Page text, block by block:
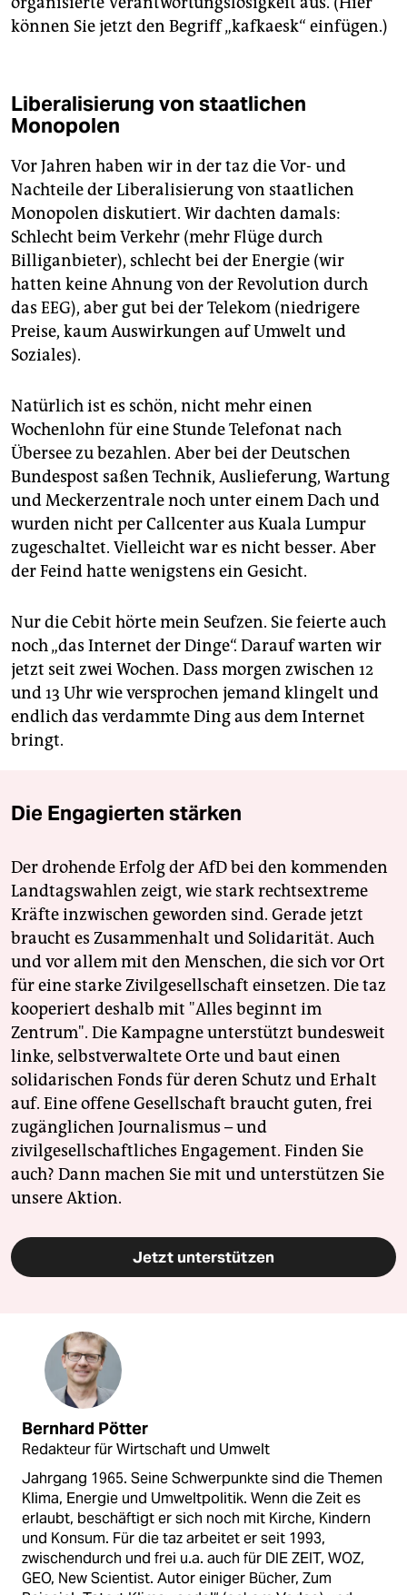
können Sie jetzt den Begriff „kafkaesk“ einfügen.)
Liberalisierung von staatlichen
Monopolen
Vor Jahren haben wir in der taz die Vor- und
Nachteile der Liberalisierung von staatlichen
Monopolen diskutiert. Wir dachten damals:
Schlecht beim Verkehr (mehr Flüge durch
Billiganbieter), schlecht bei der Energie (wir
hatten keine Ahnung von der Revolution durch
das EEG), aber gut bei der Telekom (niedrigere
Preise, kaum Auswirkungen auf Umwelt und
Soziales).
Natürlich ist es schön, nicht mehr einen
Wochenlohn für eine Stunde Telefonat nach
Übersee zu bezahlen. Aber bei der Deutschen
Bundespost saßen Technik, Auslieferung, Wartung
und Meckerzentrale noch unter einem Dach und
wurden nicht per Callcenter aus Kuala Lumpur
zugeschaltet. Vielleicht war es nicht besser. Aber
der Feind hatte wenigstens ein Gesicht.
Nur die Cebit hörte mein Seufzen. Sie feierte auch
noch „das Internet der Dinge“. Darauf warten wir
jetzt seit zwei Wochen. Dass morgen zwischen 12
und 13 Uhr wie versprochen jemand klingelt und
endlich das verdammte Ding aus dem Internet
bringt.
Die Engagierten stärken
Der drohende Erfolg der AfD bei den kommenden
Landtagswahlen zeigt, wie stark rechtsextreme
Kräfte inzwischen geworden sind. Gerade jetzt
braucht es Zusammenhalt und Solidarität. Auch
und vor allem mit den Menschen, die sich vor Ort
für eine starke Zivilgesellschaft einsetzen. Die taz
kooperiert deshalb mit "Alles beginnt im
Zentrum". Die Kampagne unterstützt bundesweit
linke, selbstverwaltete Orte und baut einen
solidarischen Fonds für deren Schutz und Erhalt
auf. Eine offene Gesellschaft braucht guten, frei
zugänglichen Journalismus – und
zivilgesellschaftliches Engagement. Finden Sie
auch? Dann machen Sie mit und unterstützen Sie
unsere Aktion.
Jetzt unterstützen
Bernhard Pötter
Redakteur für Wirtschaft und Umwelt
Jahrgang 1965. Seine Schwerpunkte sind die Themen
Klima, Energie und Umweltpolitik. Wenn die Zeit es
erlaubt, beschäftigt er sich noch mit Kirche, Kindern
und Konsum. Für die taz arbeitet er seit 1993,
zwischendurch und frei u.a. auch für DIE ZEIT, WOZ,
GEO, New Scientist. Autor einiger Bücher, Zum